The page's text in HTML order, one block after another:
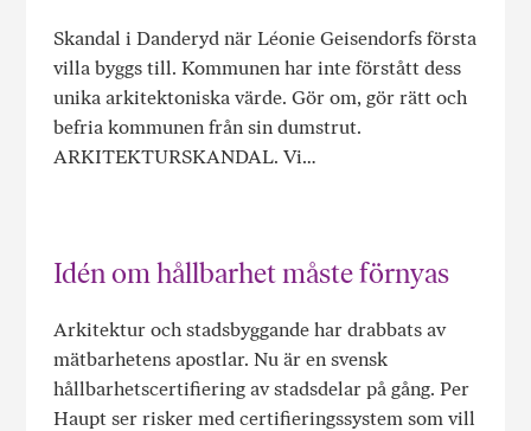
Skandal i Danderyd när Léonie Geisendorfs första
villa byggs till. Kommunen har inte förstått dess
unika arkitektoniska värde. Gör om, gör rätt och
befria kommunen från sin dumstrut.
ARKITEKTURSKANDAL. Vi…
Idén om hållbarhet måste förnyas
Arkitektur och stadsbyggande har drabbats av
mätbarhetens apostlar. Nu är en svensk
hållbarhetscertifiering av stadsdelar på gång. Per
Haupt ser risker med certifieringssystem som vill